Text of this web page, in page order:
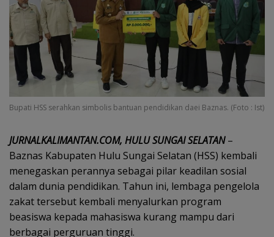
Bupati HSS serahkan simbolis bantuan pendidikan daei Baznas. (Foto : Ist)
JURNALKALIMANTAN.COM, HULU SUNGAI SELATAN–
Baznas Kabupaten Hulu Sungai Selatan (HSS) kembali
menegaskan perannya sebagai pilar keadilan sosial
dalam dunia pendidikan. Tahun ini, lembaga pengelola
zakat tersebut kembali menyalurkan program
beasiswa kepada mahasiswa kurang mampu dari
berbagai perguruan tinggi.